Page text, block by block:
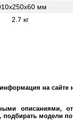
мм
2.7 кг
на
описаниями,
подбирать модели